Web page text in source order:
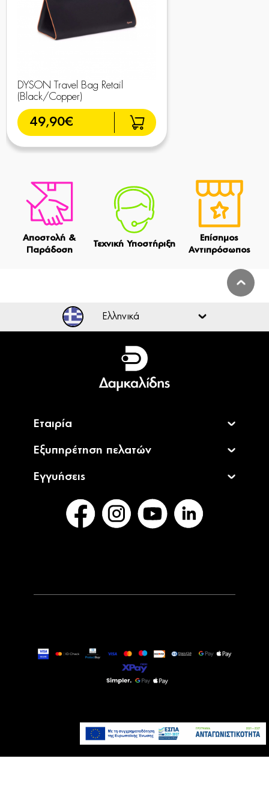
DYSON Travel Bag Retail
(Black/Copper)
49,90€
Αποστολή &
Παράδοση
Τεχνική Υποστήριξη
Επίσημος
Αντιπρόσωπος
Προσθήκη στο καλάθι
Ελληνικά
Ελληνικά
English
Εταιρία
Εξυπηρέτηση πελατών
Εγγυήσεις